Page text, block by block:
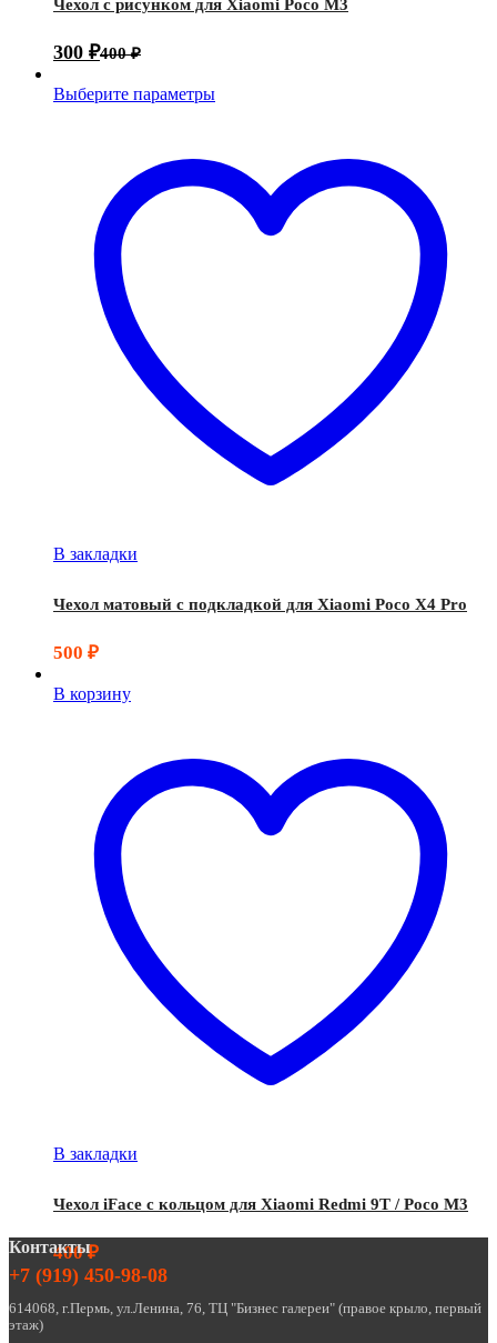
Чехол с рисунком для Xiaomi Poco M3
300 ₽400₽
Выберите параметры
В закладки
Чехол матовый с подкладкой для Xiaomi Poco X4 Pro
500 ₽
В корзину
В закладки
Чехол iFace с кольцом для Xiaomi Redmi 9T / Poco M3
400₽
Контакты
+7 (919) 450-98-08
614068, г.Пермь, ул.Ленина, 76, ТЦ "Бизнес галереи" (правое крыло, первый
этаж)